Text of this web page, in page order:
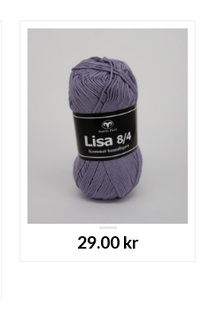
459.00 kr.
189.00
29.00 kr